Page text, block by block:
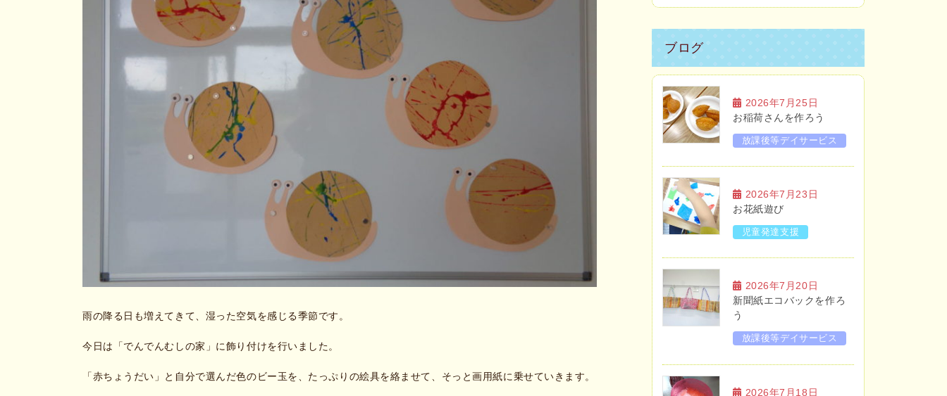
雨の降る日も増えてきて、湿った空気を感じる季節です。
今日は「でんでんむしの家」に飾り付けを行いました。
「赤ちょうだい」と自分で選んだ色のビー玉を、たっぷりの絵具を絡ませて、そっと画用紙に乗せていきます。
ブログ
2026年7月25日
お稲荷さんを作ろう
放課後等デイサービス
2026年7月23日
お花紙遊び
児童発達支援
2026年7月20日
新聞紙エコバックを作ろ
う
放課後等デイサービス
2026年7月18日